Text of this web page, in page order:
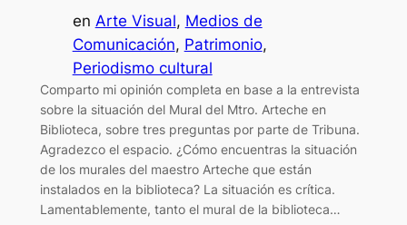
en Arte Visual, Medios de
Comunicación, Patrimonio
Periodismo cultural
Comparto mi opinión completa en base a la entrevista
sobre la situación del Mural del Mtro. Arteche en
Biblioteca, sobre tres preguntas por parte de Tribuna.
Agradezco el espacio. ¿Cómo encuentras la situación
de los murales del maestro Arteche que están
instalados en la biblioteca? La situación es crítica.
Lamentablemente, tanto el mural de la biblioteca…